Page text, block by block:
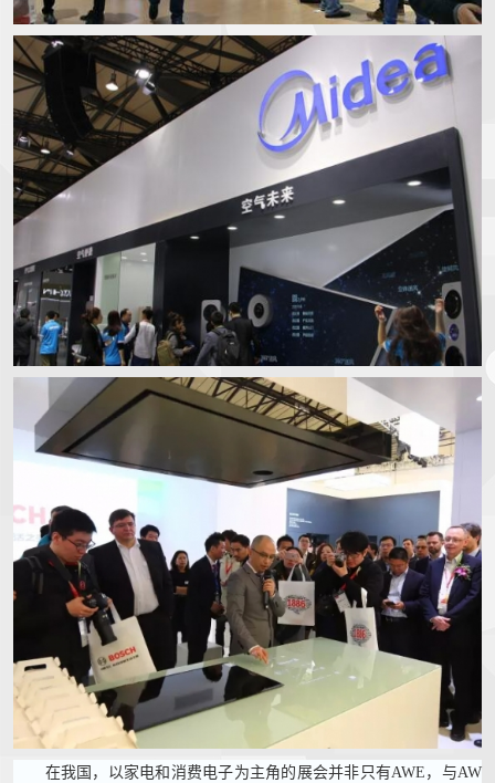
在我国，以家电和消费电子为主角的展会并非只有AWE，与AW